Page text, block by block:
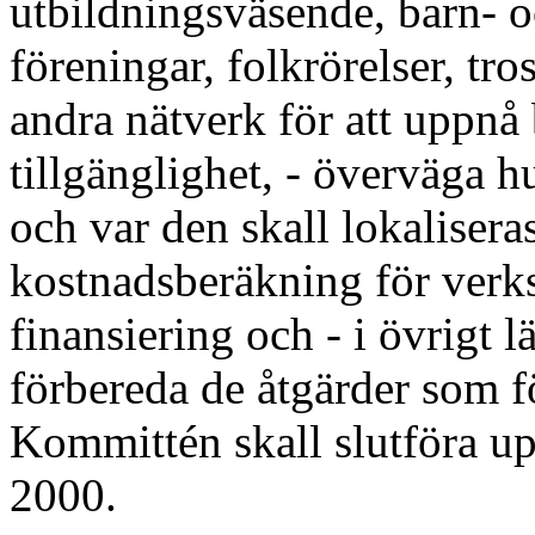
utbildningsväsende, barn-
föreningar, folkrörelser,
andra nätverk för att
tillgänglighet, - överväga
och var den skall
kostnadsberäkning för
finansiering och - i övrigt
förbereda de åtgärder som
Kommittén skall slutföra
2000.